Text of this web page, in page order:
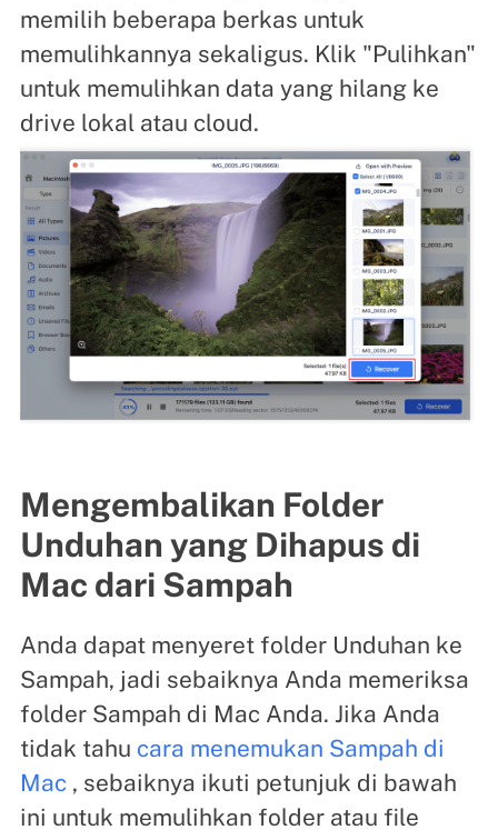
memilih beberapa berkas untuk
memulihkannya sekaligus. Klik "Pulihkan"
untuk memulihkan data yang hilang ke
drive lokal atau cloud.
Mengembalikan Folder
Unduhan yang Dihapus di
Mac dari Sampah
Anda dapat menyeret folder Unduhan ke
Sampah, jadi sebaiknya Anda memeriksa
folder Sampah di Mac Anda. Jika Anda
tidak tahu cara menemukan Sampah di
Mac, sebaiknya ikuti petunjuk di bawah
ini untuk memulihkan folder atau file